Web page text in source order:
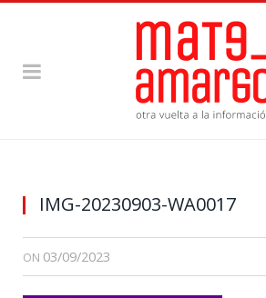
IMG-20230903-WA0017
ON 03/09/2023